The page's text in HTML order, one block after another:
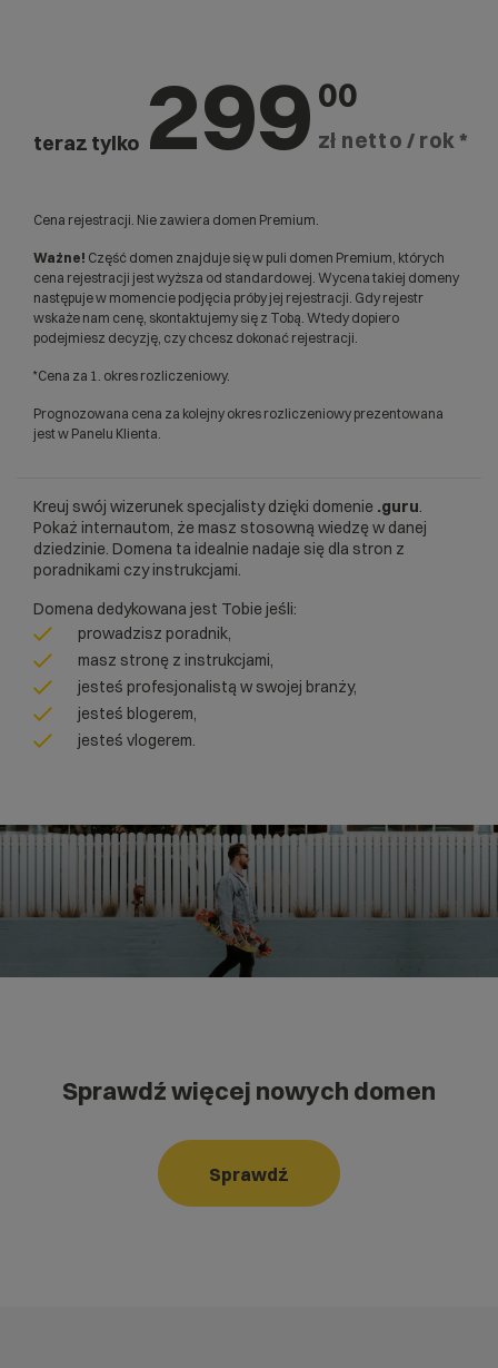
teraz tylko 299 00
zł netto / rok *
Cena rejestracji. Nie zawiera domen Premium.
Ważne! Część domen znajduje się w puli domen Premium, których
cena rejestracji jest wyższa od standardowej. Wycena takiej domeny
następuje w momencie podjęcia próby jej rejestracji. Gdy rejestr
wskaże nam cenę, skontaktujemy się z Tobą. Wtedy dopiero
podejmiesz decyzję, czy chcesz dokonać rejestracji.
*Cena za 1. okres rozliczeniowy.
Prognozowana cena za kolejny okres rozliczeniowy prezentowana
jest w Panelu Klienta.
Kreuj swój wizerunek specjalisty dzięki domenie .guru.
Pokaż internautom, że masz stosowną wiedzę w danej
dziedzinie. Domena ta idealnie nadaje się dla stron z
poradnikami czy instrukcjami.
Domena dedykowana jest Tobie jeśli:
prowadzisz poradnik,
masz stronę z instrukcjami,
jesteś profesjonalistą w swojej branży,
jesteś blogerem,
jesteś vlogerem.
Sprawdź więcej nowych domen
Sprawdź